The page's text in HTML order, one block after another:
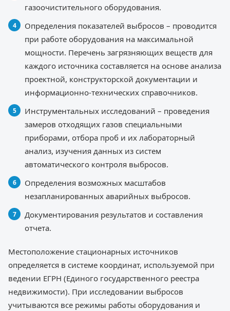
газоочистительного оборудования.
Определения показателей выбросов – проводится
при работе оборудования на максимальной
мощности. Перечень загрязняющих веществ для
каждого источника составляется на основе анализа
проектной, конструкторской документации и
информационно-технических справочников.
Инструментальных исследований – проведения
замеров отходящих газов специальными
приборами, отбора проб и их лабораторный
анализ, изучения данных из систем
автоматического контроля выбросов.
Определения возможных масштабов
незапланированных аварийных выбросов.
Документирования результатов и составления
отчета.
Местоположение стационарных источников
определяется в системе координат, используемой при
ведении ЕГРН (Единого государственного реестра
недвижимости). При исследовании выбросов
учитываются все режимы работы оборудования и